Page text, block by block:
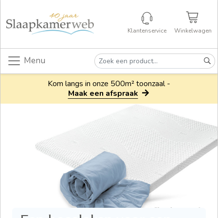
Klantenservice Winkelwagen
Menu
Kom langs in onze 500m² toonzaal -
Maak een afspraak